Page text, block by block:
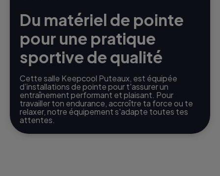
Du matériel de pointe
pour une pratique
sportive de qualité
Cette salle Keepcool Puteaux, est équipée
d’installations de pointe pour t'assurer un
entraînement performant et plaisant. Pour
travailler ton endurance, accroître ta force ou te
relaxer, notre équipement s'adapte toutes tes
attentes.